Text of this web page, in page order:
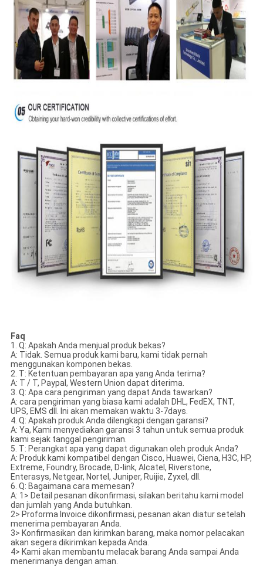
Faq
1. Q: Apakah Anda menjual produk bekas?
A: Tidak. Semua produk kami baru, kami tidak pernah
menggunakan komponen bekas.
2. T: Ketentuan pembayaran apa yang Anda terima?
A: T / T, Paypal, Western Union dapat diterima.
3. Q: Apa cara pengiriman yang dapat Anda tawarkan?
A: cara pengiriman yang biasa kami adalah DHL, FedEX, TNT,
UPS, EMS dll. Ini akan memakan waktu 3-7days.
4. Q: Apakah produk Anda dilengkapi dengan garansi?
A: Ya, Kami menyediakan garansi 3 tahun untuk semua produk
kami sejak tanggal pengiriman.
5. T: Perangkat apa yang dapat digunakan oleh produk Anda?
A: Produk kami kompatibel dengan Cisco, Huawei, Ciena, H3C, HP,
Extreme, Foundry, Brocade, D-link, Alcatel, Riverstone,
Enterasys, Netgear, Nortel, Juniper, Ruijie, Zyxel, dll.
6. Q: Bagaimana cara memesan?
A: 1> Detail pesanan dikonfirmasi, silakan beritahu kami model
dan jumlah yang Anda butuhkan.
2> Proforma Invoice dikonfirmasi, pesanan akan diatur setelah
menerima pembayaran Anda.
3> Konfirmasikan dan kirimkan barang, maka nomor pelacakan
akan segera dikirimkan kepada Anda.
4> Kami akan membantu melacak barang Anda sampai Anda
menerimanya dengan aman.